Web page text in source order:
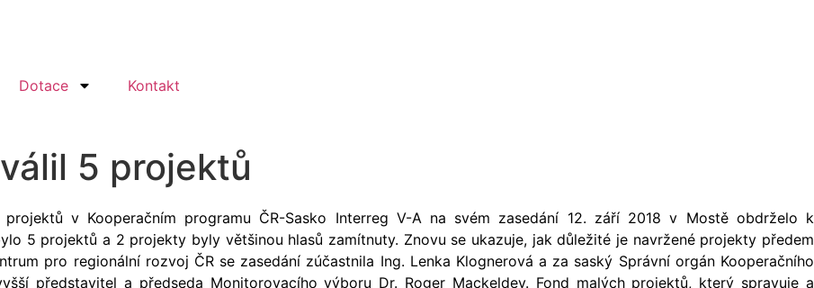
Dotace Kontakt
5 projektů
v Kooperačním programu ČR-Sasko Interreg V-A na svém zasedání 12. září 2018 v Mostě obdrželo k
5 projektů a 2 projekty byly většinou hlasů zamítnuty. Znovu se ukazuje, jak důležité je navržené projekty předem
pro regionální rozvoj ČR se zasedání zúčastnila Ing. Lenka Klognerová a za saský Správní orgán Kooperačního
představitel a předseda Monitorovacího výboru Dr. Roger Mackeldey. Fond malých projektů, který spravuje a